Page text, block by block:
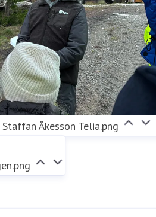
Åkesson Telia.png